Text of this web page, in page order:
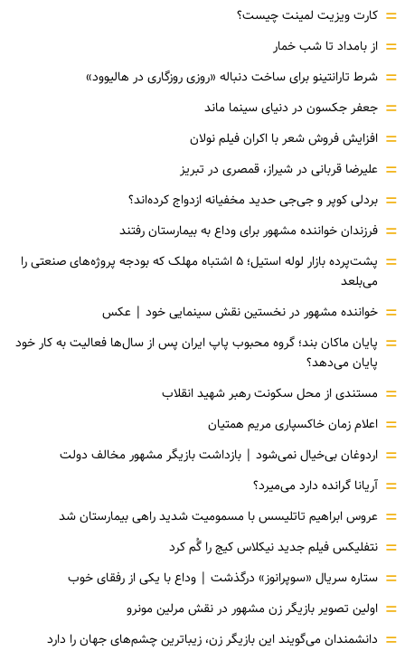
= کارت ویزیت لمینت چیست؟
= از بامداد تا شب خمار
= شرط تارانتینو برای ساخت دنباله «روزی روزگاری در هالیوود»
= جعفر جکسون در دنیای سینما ماند
= افزایش فروش شعر با اکران فیلم نولان
= علیرضا قربانی در شیراز، قمصری در تبریز
= بردلی کوپر و جی‌جی حدید مخفیانه ازدواج کرده‌اند؟
= فرزندان خواننده مشهور برای وداع به بیمارستان رفتند
=
پشت‌پرده بازار لوله استیل؛ ۵ اشتباه مهلک که بودجه پروژه‌های صنعتی را
می‌بلعد
= خواننده مشهور در نخستین نقش سینمایی خود |‌ عکس
= پایان ماکان بند؛ گروه محبوب پاپ ایران پس از سال‌ها فعالیت به کار خود
پایان می‌دهد؟
= مستندی از محل سکونت رهبر شهید انقلاب
= اعلام زمان خاکسپاری مریم همتیان
= اردوغان بی‌خیال نمی‌شود | بازداشت بازیگر مشهور مخالف دولت
= آریانا گرانده دارد می‌میرد؟
= عروس ابراهیم تاتلیسس با مسمومیت شدید راهی بیمارستان شد
= نتفلیکس فیلم جدید نیکلاس کیج را گُم کرد
= ستاره سریال «سوپرانوز» درگذشت | وداع با یکی از رفقای خوب
= اولین تصویر بازیگر زن مشهور در نقش مرلین مونرو
= دانشمندان می‌گویند این بازیگر زن، زیباترین چشم‌های جهان را دارد